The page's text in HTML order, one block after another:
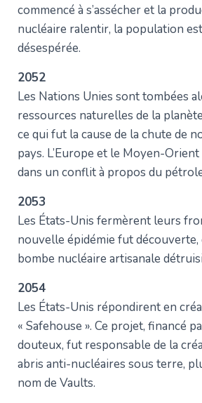
commencé à s’assécher et la
nucléaire ralentir, la population
désespérée.
2052
Les Nations Unies sont tombées
ressources naturelles de la
ce qui fut la cause de la chute de
pays. L’Europe et le Moyen-
dans un conflit à propos du
2053
Les États-Unis fermèrent leurs
nouvelle épidémie fut découverte,
bombe nucléaire artisanale
2054
Les États-Unis répondirent en
« Safehouse ». Ce projet, financé
douteux, fut responsable de la
abris anti-nucléaires sous terre,
nom de Vaults.